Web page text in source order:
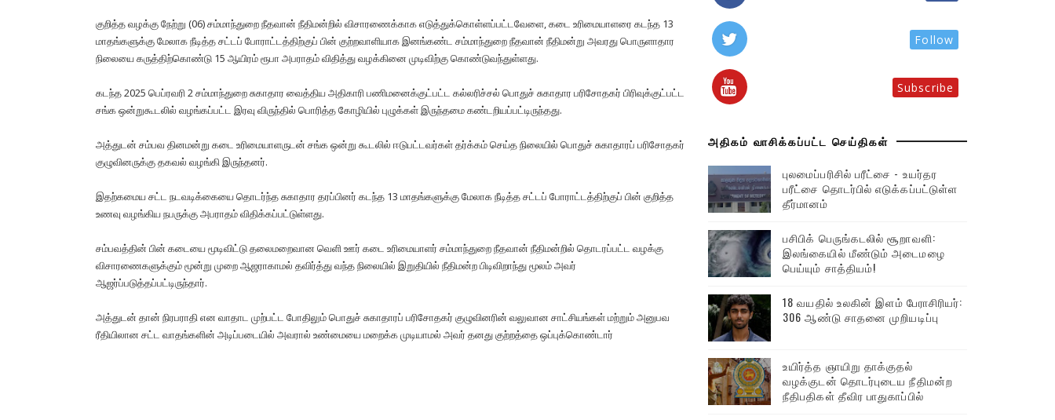
குறித்த வழக்கு நேற்று (06) சம்மாந்துறை நீதவான் நீதிமன்றில் விசாரணைக்காக எடுத்துக்கொள்ளப்பட்டவேளை, கடை உரிமையாளரை கடந்த 13
மாதங்களுக்கு மேலாக நீடித்த சட்டப் போராட்டத்திற்குப் பின் குற்றவாளியாக இனங்கண்ட சம்மாந்துறை நீதவான் நீதிமன்று அவரது பொருளாதார
நிலையை கருத்திற்கொண்டு 15 ஆயிரம் ரூபா அபராதம் விதித்து வழக்கினை முடிவிற்கு கொண்டுவந்துள்ளது.
கடந்த 2025 பெப்ரவரி 2 சம்மாந்துறை சுகாதார வைத்திய அதிகாரி பணிமனைக்குட்பட்ட கல்லரிச்சல் பொதுச் சுகாதார பரிசோதகர் பிரிவுக்குட்பட்ட
சங்க ஒன்றுகூடலில் வழங்கப்பட்ட இரவு விருந்தில் பொரித்த கோழியில் புழுக்கள் இருந்தமை கண்டறியப்பட்டிருந்தது.
அத்துடன் சம்பவ தினமன்று கடை உரிமையாளருடன் சங்க ஒன்று கூடலில் ஈடுபட்டவர்கள் தர்க்கம் செய்த நிலையில் பொதுச் சுகாதாரப் பரிசோதகர்
குழுவினருக்கு தகவல் வழங்கி இருந்தனர்.
இதற்கமைய சட்ட நடவடிக்கையை தொடர்ந்த சுகாதார தரப்பினர் கடந்த 13 மாதங்களுக்கு மேலாக நீடித்த சட்டப் போராட்டத்திற்குப் பின் குறித்த
உணவு வழங்கிய நபருக்கு அபராதம் விதிக்கப்பட்டுள்ளது.
சம்பவத்தின் பின் கடையை மூடிவிட்டு தலைமறைவான வெளி ஊர் கடை உரிமையாளர் சம்மாந்துறை நீதவான் நீதிமன்றில் தொடரப்பட்ட வழக்கு
விசாரணைகளுக்கும் மூன்று முறை ஆஜராகாமல் தவிர்த்து வந்த நிலையில் இறுதியில் நீதிமன்ற பிடிவிறாந்து மூலம் அவர்
ஆஜர்ப்படுத்தப்பட்டிருந்தார்.
அத்துடன் தான் நிரபராதி என வாதாட முற்பட்ட போதிலும் பொதுச் சுகாதாரப் பரிசோதகர் குழுவினரின் வலுவான சாட்சியங்கள் மற்றும் அனுபவ
ரீதியிலான சட்ட வாதங்களின் அடிப்படையில் அவரால் உண்மையை மறைக்க முடியாமல் அவர் தனது குற்றத்தை ஒப்புக்கொண்டார்
Follow
Subscribe
அதிகம் வாசிக்கப்பட்ட செய்திகள்
புலமைப்பரிசில் பரீட்சை - உயர்தர
பரீட்சை தொடர்பில் எடுக்கப்பட்டுள்ள
தீர்மானம்
பசிபிக் பெருங்கடலில் சூறாவளி:
இலங்கையில் மீண்டும் அடைமழை
பெய்யும் சாத்தியம்!
18 வயதில் உலகின் இளம் பேராசிரியர்:
306 ஆண்டு சாதனை முறியடிப்பு
உயிர்த்த ஞாயிறு தாக்குதல்
வழக்குடன் தொடர்புடைய நீதிமன்ற
நீதிபதிகள் தீவிர பாதுகாப்பில்